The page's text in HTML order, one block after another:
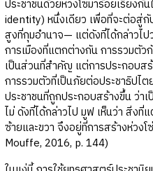
ประชาชนด้วยห่วงโซ่มาร้อยเรียง
identity) หนึ่งเดียว เพื่อที่จะต่อสู่
สูงที่กุมอำนาจ— แต่ดังที่ได้กล่าวไ
การเมืองที่แตกต่างกัน การรวมตัว
เป็นส่วนที่สำคัญ แต่การประกอบส
การรวมตัวที่เป็นภัยต่อประชาธิปไ
ประชาชนที่ถูกประกอบสร้างขึ้น ว่า
ไม่ ดังที่ได้กล่าวไป มูฟ เห็นว่า สิ่งที่
ซ้ายและขวา จึงอยู่ที่การสร้างห่วง
Mouffe, 2016, p. 144)